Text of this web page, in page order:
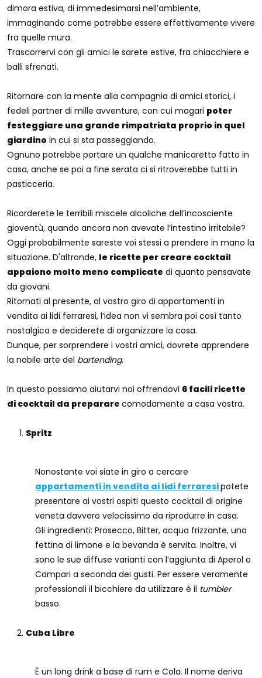
dimora estiva, di immedesimarsi nell’ambiente,
immaginando come potrebbe essere effettivamente vivere
fra quelle mura.
Trascorrervi con gli amici le sarete estive, fra chiacchiere e
balli sfrenati.
Ritornare con la mente alla compagnia di amici storici, i
fedeli partner di mille avventure, con cui magari poter
festeggiare una grande rimpatriata proprio in quel
giardino in cui si sta passeggiando.
Ognuno potrebbe portare un qualche manicaretto fatto in
casa, anche se poi a fine serata ci si ritroverebbe tutti in
pasticceria.
Ricorderete le terribili miscele alcoliche dell’incosciente
gioventù, quando ancora non avevate l’intestino irritabile?
Oggi probabilmente sareste voi stessi a prendere in mano la
situazione. D'altronde, le ricette per creare cocktail
appaiono molto meno complicate di quanto pensavate
da giovani.
Ritornati al presente, al vostro giro di appartamenti in
vendita ai lidi ferraresi, l’idea non vi sembra poi così tanto
nostalgica e deciderete di organizzare la cosa.
Dunque, per sorprendere i vostri amici, dovrete apprendere
la nobile arte del bartending.
In questo possiamo aiutarvi noi offrendovi 6 facili ricette
di cocktail da preparare comodamente a casa vostra.
Spritz
Nonostante voi siate in giro a cercare
appartamenti in vendita ai lidi ferraresipotete
presentare ai vostri ospiti questo cocktail di origine
veneta davvero velocissimo da riprodurre in casa.
Gli ingredienti: Prosecco, Bitter, acqua frizzante, una
fettina di limone e la bevanda è servita. Inoltre, vi
sono le sue diffuse varianti con l’aggiunta di Aperol o
Campari a seconda dei gusti. Per essere veramente
professionali il bicchiere da utilizzare è il tumbler
basso.
Cuba Libre
È un long drink a base di rum e Cola. Il nome deriva